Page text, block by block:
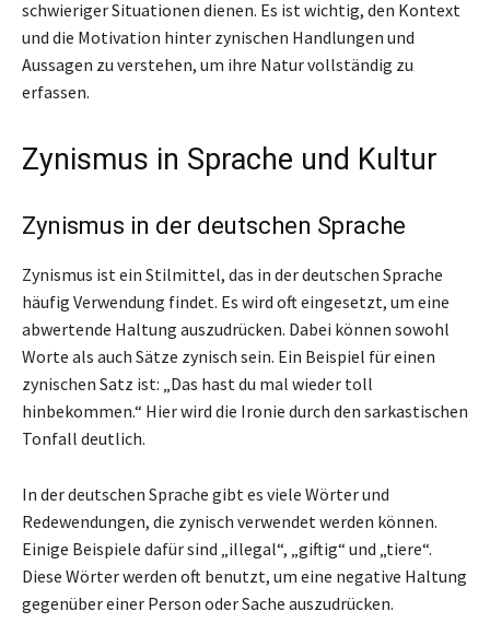
schwieriger Situationen dienen. Es ist wichtig, den Kontext
und die Motivation hinter zynischen Handlungen und
Aussagen zu verstehen, um ihre Natur vollständig zu
erfassen.
Zynismus in Sprache und Kultur
Zynismus in der deutschen Sprache
Zynismus ist ein Stilmittel, das in der deutschen Sprache
häufig Verwendung findet. Es wird oft eingesetzt, um eine
abwertende Haltung auszudrücken. Dabei können sowohl
Worte als auch Sätze zynisch sein. Ein Beispiel für einen
zynischen Satz ist: „Das hast du mal wieder toll
hinbekommen.“ Hier wird die Ironie durch den sarkastischen
Tonfall deutlich.
In der deutschen Sprache gibt es viele Wörter und
Redewendungen, die zynisch verwendet werden können.
Einige Beispiele dafür sind „illegal“, „giftig“ und „tiere“.
Diese Wörter werden oft benutzt, um eine negative Haltung
gegenüber einer Person oder Sache auszudrücken.